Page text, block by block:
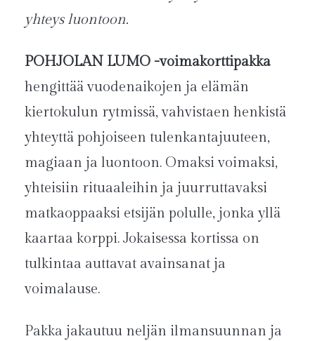
yhteys luontoon.
POHJOLAN LUMO -voimakorttipakka
hengittää vuodenaikojen ja elämän
kiertokulun rytmissä, vahvistaen henkistä
yhteyttä pohjoiseen tulenkantajuuteen,
magiaan ja luontoon. Omaksi voimaksi,
yhteisiin rituaaleihin ja juurruttavaksi
matkaoppaaksi etsijän polulle, jonka yllä
kaartaa korppi. Jokaisessa kortissa on
tulkintaa auttavat avainsanat ja
voimalause.
Pakka jakautuu neljän ilmansuunnan ja